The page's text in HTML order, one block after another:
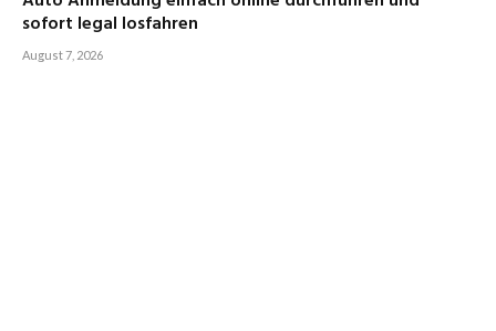
sofort legal losfahren
August 7, 2026